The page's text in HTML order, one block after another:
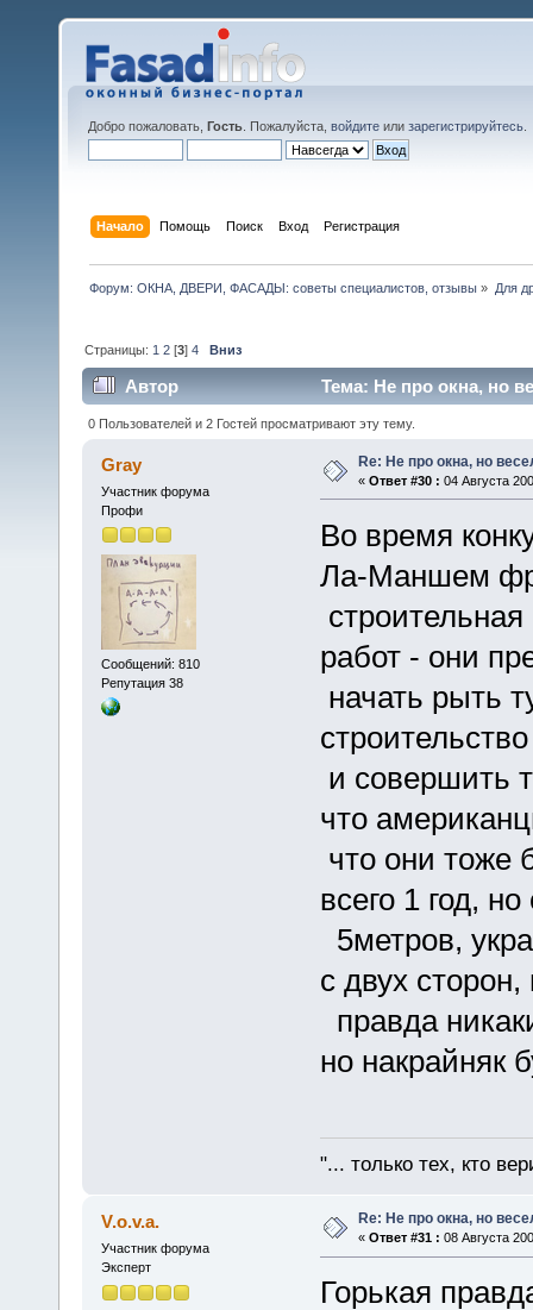
Добро пожаловать, Гость . Пожалуйста, войдите или зарегистрируйтесь
Начало Помощь Поиск Вход Регистрация
Форум: ОКНА, ДВЕРИ, ФАСАДЫ: советы специалистов, отзывы » Для
Страницы: 1 2 [3]4 Вниз
Автор Тема: Не про окна, но
0 Пользователей и 2 Гостей просматривают эту тему.
Gray
Участник форума
Профи
Сообщений: 810
Репутация 38
Re: Не про окна, но
« Ответ #30 : 04 Августа
Во время
Ла-Маншем
работ - они
начать рыть
и совершить
что
что они тоже
всего 1 год,
5метров,
с двух
правда
но накрайняк
"... только тех, кто
V.o.v.a.
Участник форума
Эксперт
Re: Не про окна, но
« Ответ #31 : 08 Августа
Горькая